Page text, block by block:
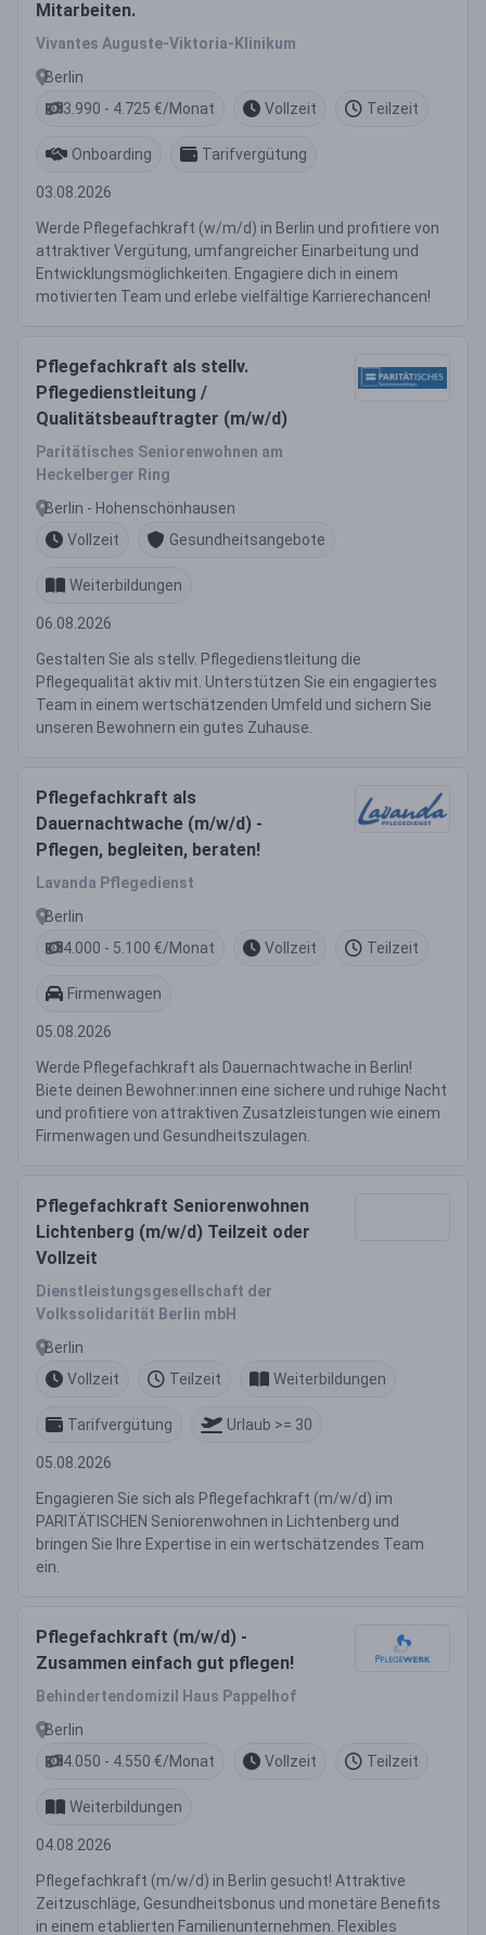
Mitarbeiten.
Vivantes Auguste-Viktoria-Klinikum
Berlin
3.990 - 4.725 €/Monat
Vollzeit Teilzeit
Onboarding Tarifvergütung
03.08.2026
Werde Pflegefachkraft (w/m/d) in Berlin und profitiere von
attraktiver Vergütung, umfangreicher Einarbeitung und
Entwicklungsmöglichkeiten. Engagiere dich in einem
motivierten Team und erlebe vielfältige Karrierechancen!
Pflegefachkraft als stellv.
Pflegedienstleitung /
Qualitätsbeauftragter (m/w/d)
Paritätisches Seniorenwohnen am
Heckelberger Ring
Berlin - Hohenschönhausen
Vollzeit
Gesundheitsangebote
Weiterbildungen
06.08.2026
Gestalten Sie als stellv. Pflegedienstleitung die
Pflegequalität aktiv mit. Unterstützen Sie ein engagiertes
Team in einem wertschätzenden Umfeld und sichern Sie
unseren Bewohnern ein gutes Zuhause.
Pflegefachkraft als
Dauernachtwache (m/w/d) -
Pflegen, begleiten, beraten!
Lavanda Pflegedienst
Berlin
4.000 - 5.100 €/Monat
Vollzeit Teilzeit
Firmenwagen
05.08.2026
Werde Pflegefachkraft als Dauernachtwache in Berlin!
Biete deinen Bewohner:innen eine sichere und ruhige Nacht
und profitiere von attraktiven Zusatzleistungen wie einem
Firmenwagen und Gesundheitszulagen.
Pflegefachkraft Seniorenwohnen
Lichtenberg (m/w/d) Teilzeit oder
Vollzeit
Dienstleistungsgesellschaft der
Volkssolidarität Berlin mbH
Berlin
Vollzeit
Teilzeit Weiterbildungen
Tarifvergütung Urlaub >= 30
05.08.2026
Engagieren Sie sich als Pflegefachkraft (m/w/d) im
PARITÄTISCHEN Seniorenwohnen in Lichtenberg und
bringen Sie Ihre Expertise in ein wertschätzendes Team
ein.
Pflegefachkraft (m/w/d) -
Zusammen einfach gut pflegen!
Behindertendomizil Haus Pappelhof
Berlin
4.050 - 4.550 €/Monat
Vollzeit Teilzeit
Weiterbildungen
04.08.2026
Pflegefachkraft (m/w/d) in Berlin gesucht! Attraktive
Zeitzuschläge, Gesundheitsbonus und monetäre Benefits
in einem etablierten Familienunternehmen. Flexibles